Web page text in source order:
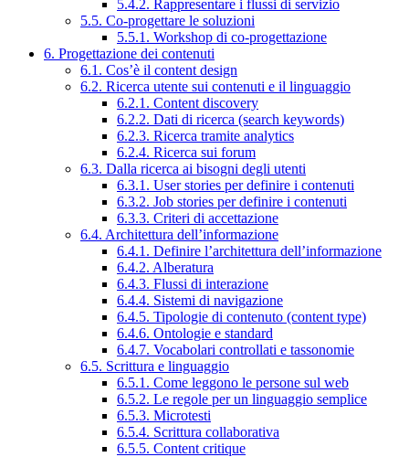
5.4.2. Rappresentare i flussi di servizio
5.5. Co-progettare le soluzioni
5.5.1. Workshop di co-progettazione
6. Progettazione dei contenuti
6.1. Cos’è il content design
6.2. Ricerca utente sui contenuti e il linguaggio
6.2.1. Content discovery
6.2.2. Dati di ricerca (search keywords)
6.2.3. Ricerca tramite analytics
6.2.4. Ricerca sui forum
6.3. Dalla ricerca ai bisogni degli utenti
6.3.1. User stories per definire i contenuti
6.3.2. Job stories per definire i contenuti
6.3.3. Criteri di accettazione
6.4. Architettura dell’informazione
6.4.1. Definire l’architettura dell’informazione
6.4.2. Alberatura
6.4.3. Flussi di interazione
6.4.4. Sistemi di navigazione
6.4.5. Tipologie di contenuto (content type)
6.4.6. Ontologie e standard
6.4.7. Vocabolari controllati e tassonomie
6.5. Scrittura e linguaggio
6.5.1. Come leggono le persone sul web
6.5.2. Le regole per un linguaggio semplice
6.5.3. Microtesti
6.5.4. Scrittura collaborativa
6.5.5. Content critique